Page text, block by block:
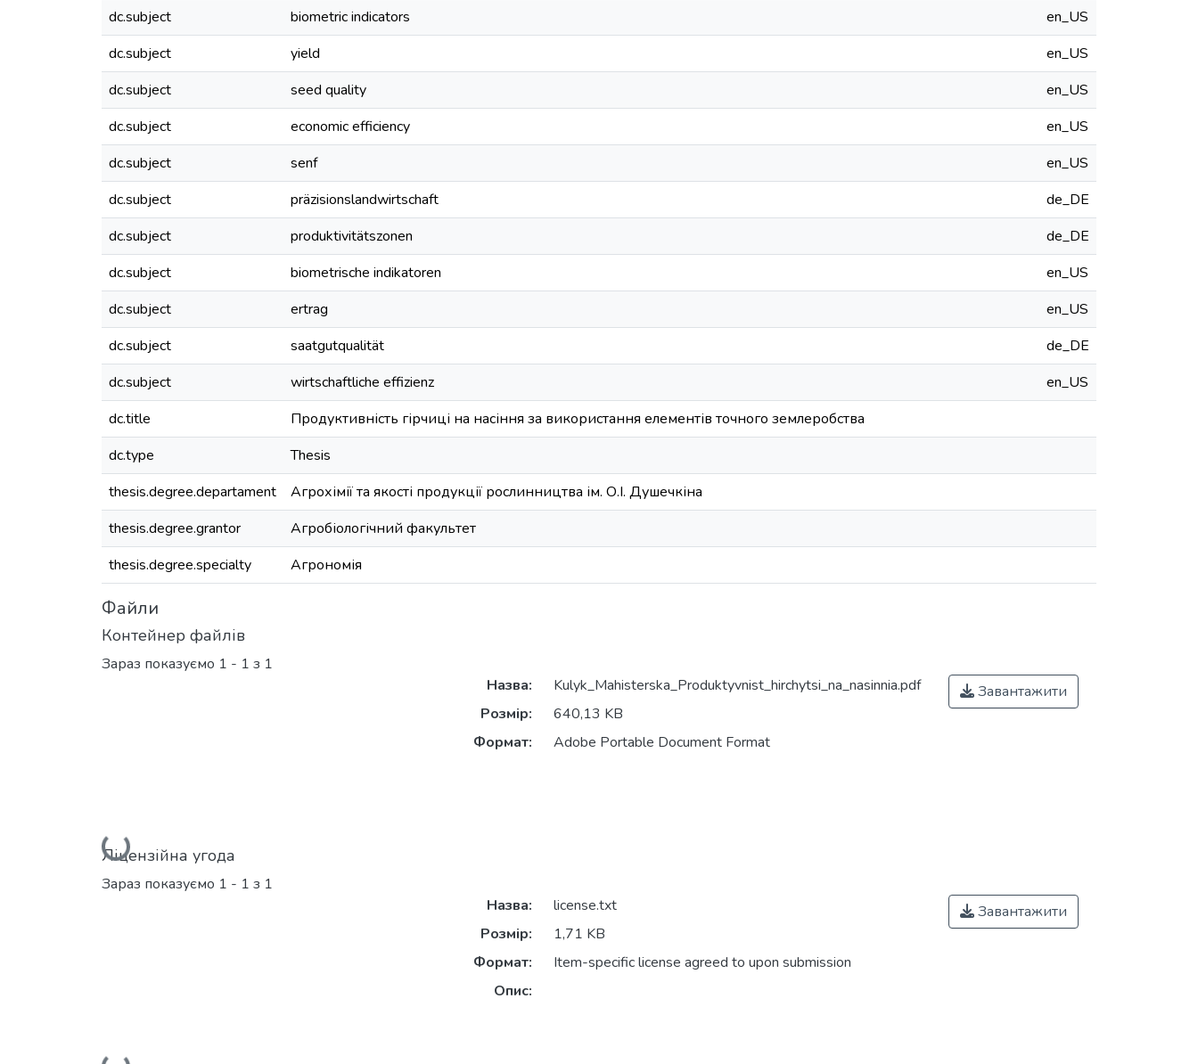
dc.subject
biometric indicators
en_US
dc.subject
yield
en_US
dc.subject
seed quality
en_US
dc.subject
economic efficiency
en_US
dc.subject
senf
en_US
dc.subject
präzisionslandwirtschaft
de_DE
dc.subject
produktivitätszonen
de_DE
dc.subject
biometrische indikatoren
en_US
dc.subject
ertrag
en_US
dc.subject
saatgutqualität
de_DE
dc.subject
wirtschaftliche effizienz
en_US
dc.title
Продуктивність гірчиці на насіння за використання елементів точного землеробства
dc.type
Thesis
thesis.degree.departament
Агрохімії та якості продукції рослинництва ім. О.І. Душечкіна
thesis.degree.grantor
Агробіологічний факультет
thesis.degree.specialty
Агрономія
Файли
Контейнер файлів
Зараз показуємо 1 - 1 з 1
Вантажиться...
Назва:
Kulyk_Mahisterska_Produktyvnist_hirchytsi_na_nasinnia.pdf
Розмір:
640,13 KB
Формат:
Adobe Portable Document Format
Завантажити
Ліцензійна угода
Зараз показуємо 1 - 1 з 1
Назва:
license.txt
Розмір:
1,71 KB
Формат:
Item-specific license agreed to upon submission
Опис:
Завантажити